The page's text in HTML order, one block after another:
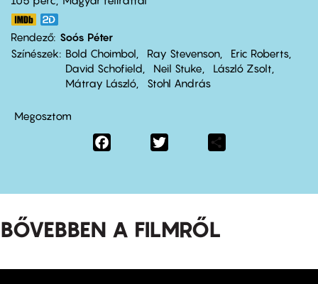
Rendező Soós Péter
Színészek
Bold Choimbol Ray Stevenson
Eric Roberts
David Schofield
Neil Stuke
László Zsolt
Mátray László
Stohl András
Megosztom
Facebook
BŐVEBBEN A FILMRŐL